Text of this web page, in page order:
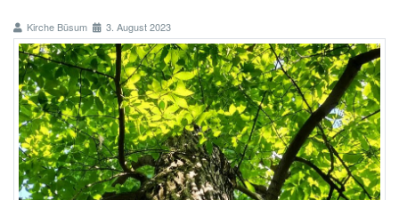
GESCHICHTE KONTAKT
Kirche Büsum 3. August 2023